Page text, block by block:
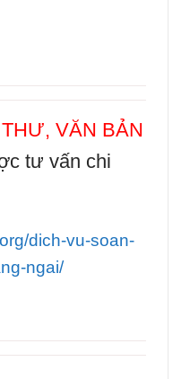
VĂN BẢN
tư vấn chi
dich-vu-soan-
ngai/